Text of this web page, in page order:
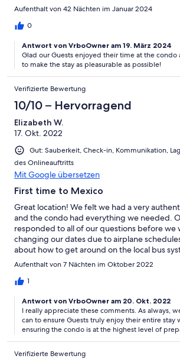
Aufenthalt von 42 Nächten im Januar 2024
0
Antwort von VrboOwner am 19. März 2024
Glad our Guests enjoyed their time at the condo
to make the stay as pleasurable as possible!
Verifizierte Bewertung
10/10 – Hervorragend
Elizabeth W.
17. Okt. 2022
Gut: Sauberkeit, Check-in, Kommunikation,
des Onlineauftritts
Mit Google übersetzen
First time to Mexico
Great location! We felt we had a very
and the condo had everything we needed.
responded to all of our questions before we
changing our dates due to airplane
about how to get around on the local bus
vist. The rental manager lives on site. We
Aufenthalt von 7 Nächten im Oktober 2022
1
Antwort von VrboOwner am 20. Okt. 2022
I really appreciate these comments. As always,
can to ensure Guests truly enjoy their entire stay
ensuring the condo is at the highest level of
Verifizierte Bewertung